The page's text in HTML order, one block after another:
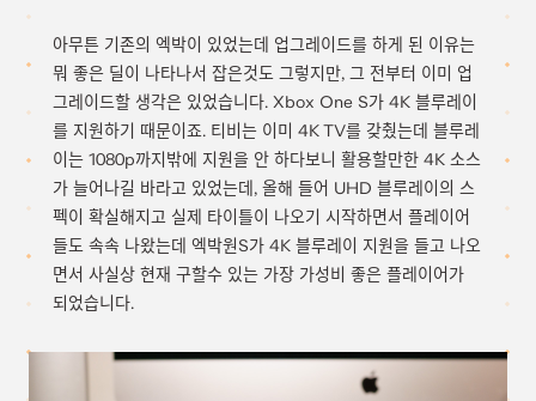
아무튼 기존의 엑박이 있었는데 업그레이드를 하게 된 이유는
뭐 좋은 딜이 나타나서 잡은것도 그렇지만, 그 전부터 이미 업
그레이드할 생각은 있었습니다. Xbox One S가 4K 블루레이
를 지원하기 때문이죠. 티비는 이미 4K TV를 갖췄는데 블루레
이는 1080p까지밖에 지원을 안 하다보니 활용할만한 4K 소스
가 늘어나길 바라고 있었는데, 올해 들어 UHD 블루레이의 스
펙이 확실해지고 실제 타이틀이 나오기 시작하면서 플레이어
들도 속속 나왔는데 엑박원S가 4K 블루레이 지원을 들고 나오
면서 사실상 현재 구할수 있는 가장 가성비 좋은 플레이어가
되었습니다.